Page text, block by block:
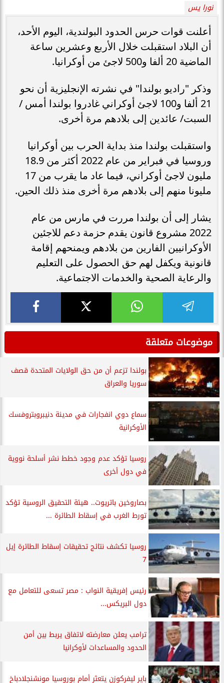
نورا يس
أعلنت قوات حرس الحدود البولندية، اليوم الأحد،
أن البلاد استقبلت خلال الأربع وعشرين ساعة
الماضية 20 ألفا و500 لاجئ من أوكرانيا.
وذكر "راديو بولندا" في نشرته الإنجليزية أن نحو
21 ألفا و100 لاجئ أوكراني غادروا بولندا أمس /
السبت/ عائدين إلى بلادهم مرة أخرى.
واستقبلت بولندا منذ بداية الحرب بين أوكرانيا
وروسيا في فبراير من عام 2022 أكثر من 18.9
مليون لاجئ أوكراني، فيما عاد ما يقرب من 17
مليونا منهم إلى بلادهم مرة أخرى منذ ذلك الحين.
يشار إلى أن بولندا مررت في مارس من عام
2022 مشروع قانون يقدم حزمة دعم للاجئين
الأوكرانيين الفارين من بلادهم ويمنحهم إقامة
قانونية ويكفل لهم حق الحصول على التعليم
والرعاية الصحية والخدمات الاجتماعية.
موضوعات متعلقة
بولندا تزعم أن من حق الولايات المتحدة قصف
سوريا والعراق
سماع دوي انفجارات في مدينة ‎دنيبروبتروفسك
الأوكرانية
روسيا تؤكد عدم وجود خطط نشر أسلحة نووية
في دول أخرى
بصاروخين باتريوت.. هيئة التحقيق الروسية تؤكد
تورط الغرب في إسقاط الطائرة ...
روسيا تكشف نتائج تحقيقات إسقاط الطائرة إيل
7
رئيس إفريقية النواب : مصر تسعى للتعامل مع
دول البريكس...
ترامب يعلن معارضته لاتفاق يربط بين أمن
الحدود والمساعدات لأوكرانيا
باير ليفركوزن يتعثر أمام بوروسيا مونشنجلادباخ